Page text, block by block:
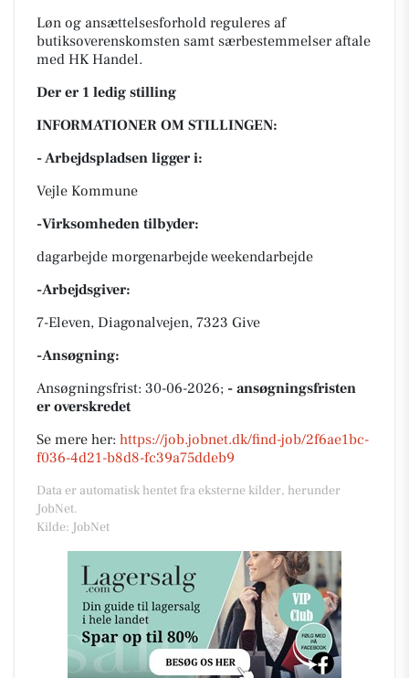
Løn og ansættelsesforhold reguleres af
butiksoverenskomsten samt særbestemmelser aftale
med HK Handel.
Der er 1 ledig stilling
INFORMATIONER OM STILLINGEN:
- Arbejdspladsen ligger i:
Vejle Kommune
-Virksomheden tilbyder:
dagarbejde morgenarbejde weekendarbejde
-Arbejdsgiver:
7-Eleven, Diagonalvejen, 7323 Give
-Ansøgning:
Ansøgningsfrist: 30-06-2026; - ansøgningsfristen
er overskredet
Se mere her: https://job.jobnet.dk/find-job/2f6ae1bc-
f036-4d21-b8d8-fc39a75ddeb9
Data er automatisk hentet fra eksterne kilder, herunder
JobNet.
Kilde: JobNet